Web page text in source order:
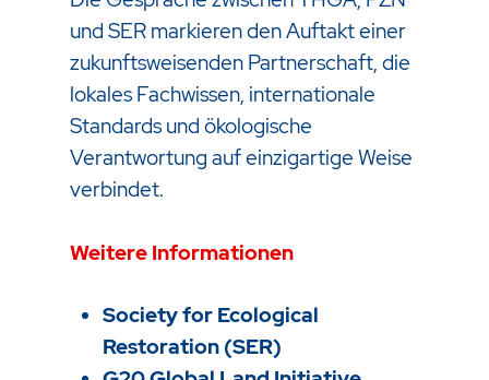
und SER markieren den Auftakt einer
zukunftsweisenden Partnerschaft, die
lokales Fachwissen, internationale
Standards und ökologische
Verantwortung auf einzigartige Weise
verbindet.
Weitere Informationen
Society for Ecological
Restoration (SER)